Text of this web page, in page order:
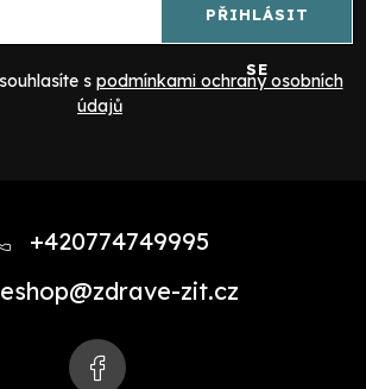
s podmínkami ochrany osobních
údajů
PŘIHLÁSIT
SE
+420774749995
eshop@zdrave-zit.cz